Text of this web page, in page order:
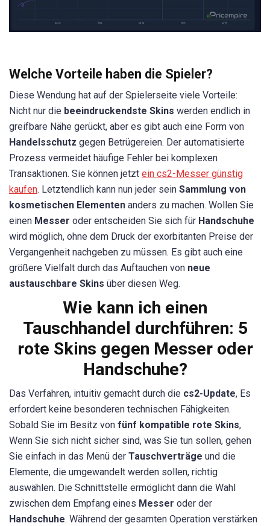
Welche Vorteile haben die Spieler?
Diese Wendung hat auf der Spielerseite viele Vorteile:
Nicht nur die beeindruckendste Skins werden endlich in
greifbare Nähe gerückt, aber es gibt auch eine Form von
Handelsschutz gegen Betrügereien. Der automatisierte
Prozess vermeidet häufige Fehler bei komplexen
Transaktionen. Sie können jetzt ein cs2-Messer günstig
kaufen. Letztendlich kann nun jeder sein Sammlung von
kosmetischen Elementen anders zu machen. Wollen Sie
einen Messer oder entscheiden Sie sich für Handschuhe
wird möglich, ohne dem Druck der exorbitanten Preise der
Vergangenheit nachgeben zu müssen. Es gibt auch eine
größere Vielfalt durch das Auftauchen von neue
austauschbare Skins über diesen Weg.
Wie kann ich einen
Tauschhandel durchführen: 5
rote Skins gegen Messer oder
Handschuhe?
Das Verfahren, intuitiv gemacht durch die cs2-Update, Es
erfordert keine besonderen technischen Fähigkeiten.
Sobald Sie im Besitz von fünf kompatible rote Skins,
Wenn Sie sich nicht sicher sind, was Sie tun sollen, gehen
Sie einfach in das Menü der Tauschverträge und die
Elemente, die umgewandelt werden sollen, richtig
auswählen. Die Schnittstelle ermöglicht dann die Wahl
zwischen dem Empfang eines Messer oder der
Handschuhe. Während der gesamten Operation verstärken